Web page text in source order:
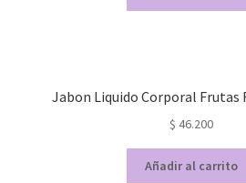
Jabon Liquido Corporal Frutas
$ 46.200
Añadir al carrito